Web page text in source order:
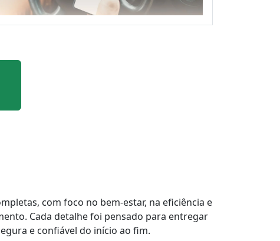
com foco no bem-estar, na eficiência e
Cada detalhe foi pensado para entregar
e confiável do início ao fim.